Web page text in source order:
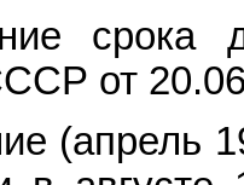
срока
от
(апрель